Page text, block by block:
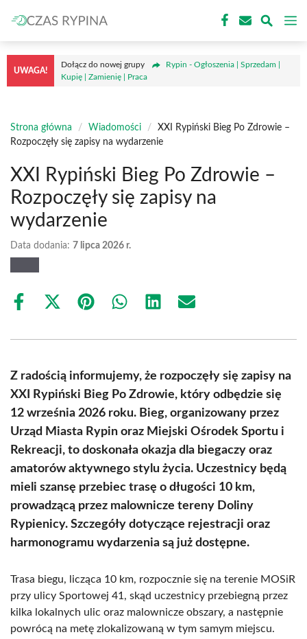
do
treści
UWAGA!
Dołącz do nowej grupy
Rypin - Ogłoszenia | Sprzedam |
Kupię | Zamienię | Praca
Strona główna / Wiadomości /
XXI Rypiński Bieg Po Zdrowie –
Rozpoczęły się zapisy na wydarzenie
XXI Rypiński Bieg Po Zdrowie –
Rozpoczęły się zapisy na
wydarzenie
Data dodania: 7 lipca 2026 r.
Share
Share
(Twitter)
Share Share Share Share
Z radością informujemy, że rozpoczęły się zapisy na
XXI Rypiński Bieg Po Zdrowie, który odbędzie się
12 września 2026 roku. Bieg, organizowany przez
Urząd Miasta Rypin oraz Miejski Ośrodek Sportu i
Rekreacji, to doskonała okazja dla biegaczy oraz
amatorów aktywnego stylu życia. Uczestnicy będą
mieli szansę przebiec trasę o długości 10 km,
prowadzącą przez malownicze tereny Doliny
Rypienicy. Szczegóły dotyczące rejestracji oraz
harmonogramu wydarzenia są już dostępne.
Trasa biegu, licząca 10 km, rozpocznie się na terenie MOSiR
przy ulicy Sportowej 41, skąd uczestnicy przebiegną przez
kilka lokalnych ulic oraz malownicze obszary, a następnie
powrócą na metę zlokalizowaną w tym samym miejscu.